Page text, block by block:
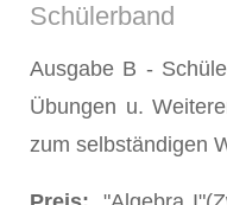
Schülerband
Ausgabe B -
Übungen u.
zum selbständigen